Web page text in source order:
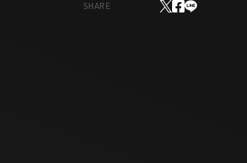
SHARE